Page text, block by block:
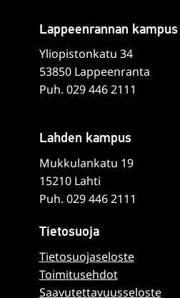
Lappeenrannan kampus
Yliopistonkatu 34
53850 Lappeenranta
Puh. 029 446 2111
Lahden kampus
Mukkulankatu 19
15210 Lahti
Puh. 029 446 2111
Tietosuoja
Tietosuojaseloste
Toimitusehdot
Saavutettavuusseloste